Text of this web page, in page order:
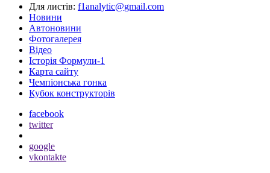
Для листів: f1analytic@gmail.com
Новини
Автоновини
Фотогалерея
Відео
Історія Формули-1
Карта сайту
Чемпіонська гонка
Кубок конструкторів
facebook
twitter
google
vkontakte